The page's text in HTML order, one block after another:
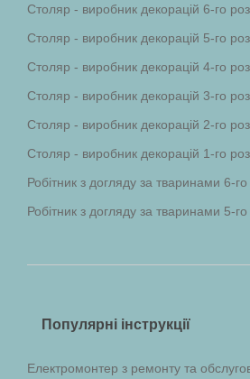
Столяр - виробник декорацій 6-го
Столяр - виробник декорацій 5-го
Столяр - виробник декорацій 4-го
Столяр - виробник декорацій 3-го
Столяр - виробник декорацій 2-го
Столяр - виробник декорацій 1-го
Робітник з догляду за тваринами 6-
Робітник з догляду за тваринами 5-
Популярні інструкції
Електромонтер з ремонту та